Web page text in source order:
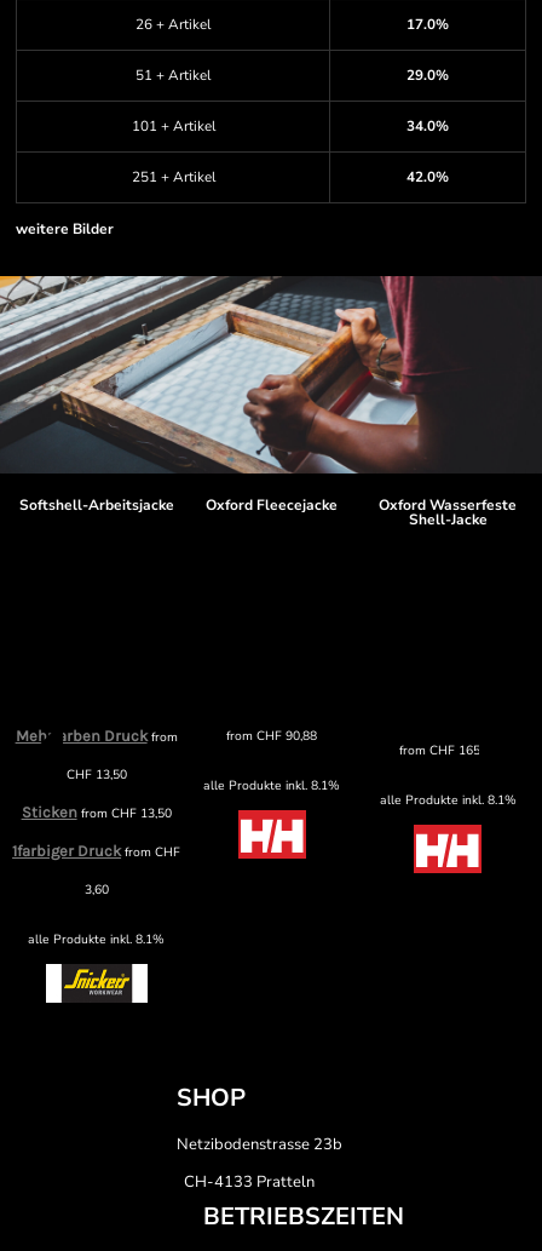
26 + Artikel 17.0%
51 + Artikel 29.0%
101 + Artikel 34.0%
251 + Artikel 42.0%
weitere Bilder
Softshell-Arbeitsjacke
Mehrfarben Druckfrom
CHF13,50
Stickenfrom CHF13,50
1farbiger DruckfromCHF
3,60
alle Produkte inkl. 8.1%
Oxford Fleecejacke
fromCHF 90,88
alle Produkte inkl. 8.1%
Oxford Wasserfeste
Shell-Jacke
from CHF165,89
alle Produkte inkl. 8.1%
SHOP
Netzibodenstrasse 23b
CH-4133 Pratteln
BETRIEBSZEITEN